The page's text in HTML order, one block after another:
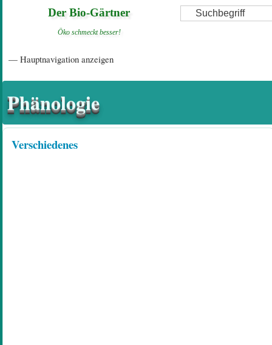
Suche
Der Bio-Gärtner
Öko schmeckt besser!
— Hauptnavigation anzeigen
Phänologie
Verschiedenes